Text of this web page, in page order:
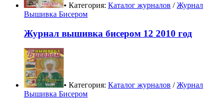
• Категория: Каталог журналов /Журнал
Вышивка Бисером
Журнал вышивка бисером 12 2010 год
• Категория: Каталог журналов /Журнал
Вышивка Бисером